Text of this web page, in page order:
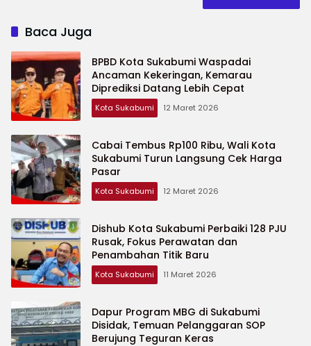
Baca Juga
BPBD Kota Sukabumi Waspadai
Ancaman Kekeringan, Kemarau
Diprediksi Datang Lebih Cepat
Kota Sukabumi 12 Maret 2026
Cabai Tembus Rp100 Ribu, Wali Kota
Sukabumi Turun Langsung Cek Harga
Pasar
Kota Sukabumi 12 Maret 2026
Dishub Kota Sukabumi Perbaiki 128 PJU
Rusak, Fokus Perawatan dan
Penambahan Titik Baru
Kota Sukabumi 11 Maret 2026
Dapur Program MBG di Sukabumi
Disidak, Temuan Pelanggaran SOP
Berujung Teguran Keras